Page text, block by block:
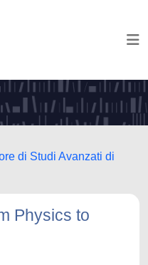
di Studi Avanzati di
Physics to